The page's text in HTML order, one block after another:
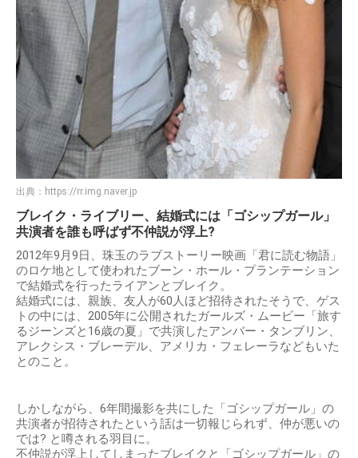
出典： https://rr.img.naver.jp
ブレイク・ライブリー、結婚式には「ゴシップガール」
共演者を誰も呼ばず不仲説が浮上?
2012年9月9日、珠玉のラブストーリー映画「君に読む物語」
のロケ地として使われたブーン・ホール・プランテーション
で結婚式を行ったライアンとブレイク。
結婚式には、親族、友人が60人ほど招待されたそうで、ゲス
トの中には、2005年に公開されたガールズ・ムービー「旅す
るジーンズと16歳の夏」で共演したアンバー・タンブリン、
アレクシス・ブレーデル、アメリカ・フェレーラなどもいた
とのこと。
しかしながら、6年間撮影を共にした「ゴシップガール」の
共演者が招待されたという話は一切報じられず、仲が悪いの
では? と噂される羽目に。
不仲説が浮上してしまったブレイクと「ゴシップガール」の